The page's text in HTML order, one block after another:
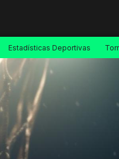
Estadísticas Deportivas